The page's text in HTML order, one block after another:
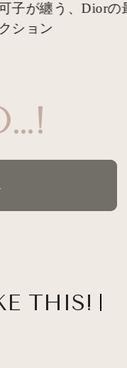
子が纏う、Diorの最
ション
THIS!